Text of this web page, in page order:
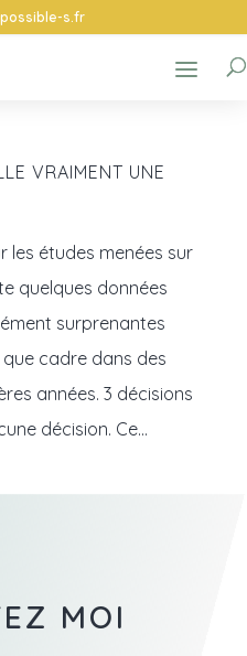
s.fr
VRAIMENT UNE
les études menées sur
quelques données
surprenantes
cadre dans des
années. 3 décisions
décision. Ce...
MOI